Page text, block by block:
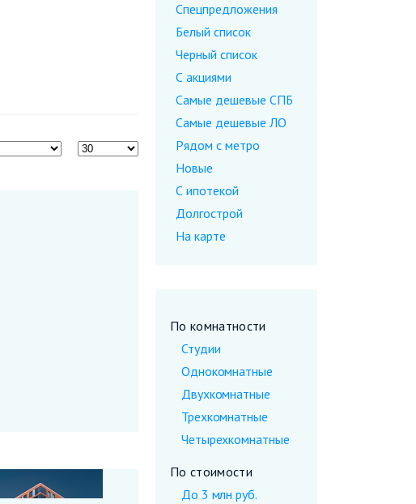
Спецпредложения
Белый список
Черный список
С акциями
Самые дешевые CПБ
Самые дешевые ЛО
Рядом с метро
Новые
С ипотекой
Долгострой
На карте
По комнатности
Студии
Однокомнатные
Двухкомнатные
Трехкомнатные
Четырехкомнатные
По стоимости
До 3 млн руб.